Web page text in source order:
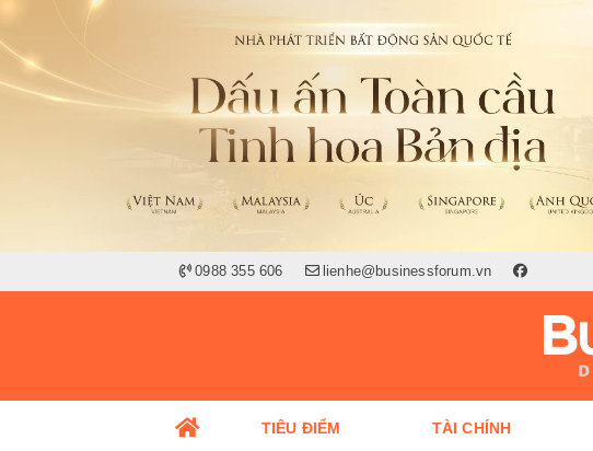
0988 355 606 lienhe@businessforum.vn
TIÊU ĐIỂM TÀI CHÍNH